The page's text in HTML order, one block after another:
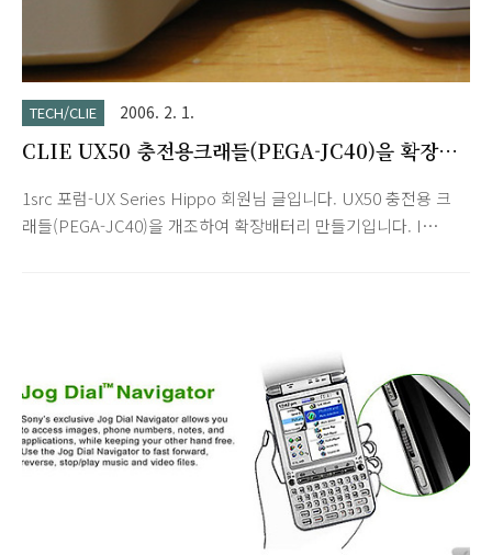
TECH/CLIE 2006. 2. 1.
CLIE UX50 충전용크래들(PEGA-JC40)을 확장배
1src 포럼-UX Series Hippo 회원님 글입니다. UX50 충전용 크
래들(PEGA-JC40)을 개조하여 확장배터리 만들기입니다. I
.PoNeH : How much memory does it actually provide over
the regular EB40?! Hippo : I does not own PEGA-EB40, It
was b..